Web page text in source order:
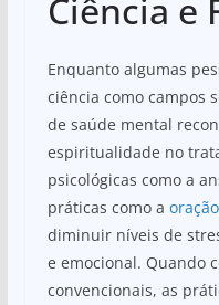
Ciência e
Enquanto algumas
ciência como campos
de saúde mental
espiritualidade no
psicológicas como a
práticas como a oração
diminuir níveis de
e emocional. Quando
convencionais, as